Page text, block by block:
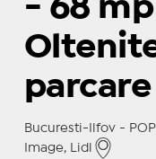
- 68
parcare
Bucuresti-Ilfov -
Image, Lidl